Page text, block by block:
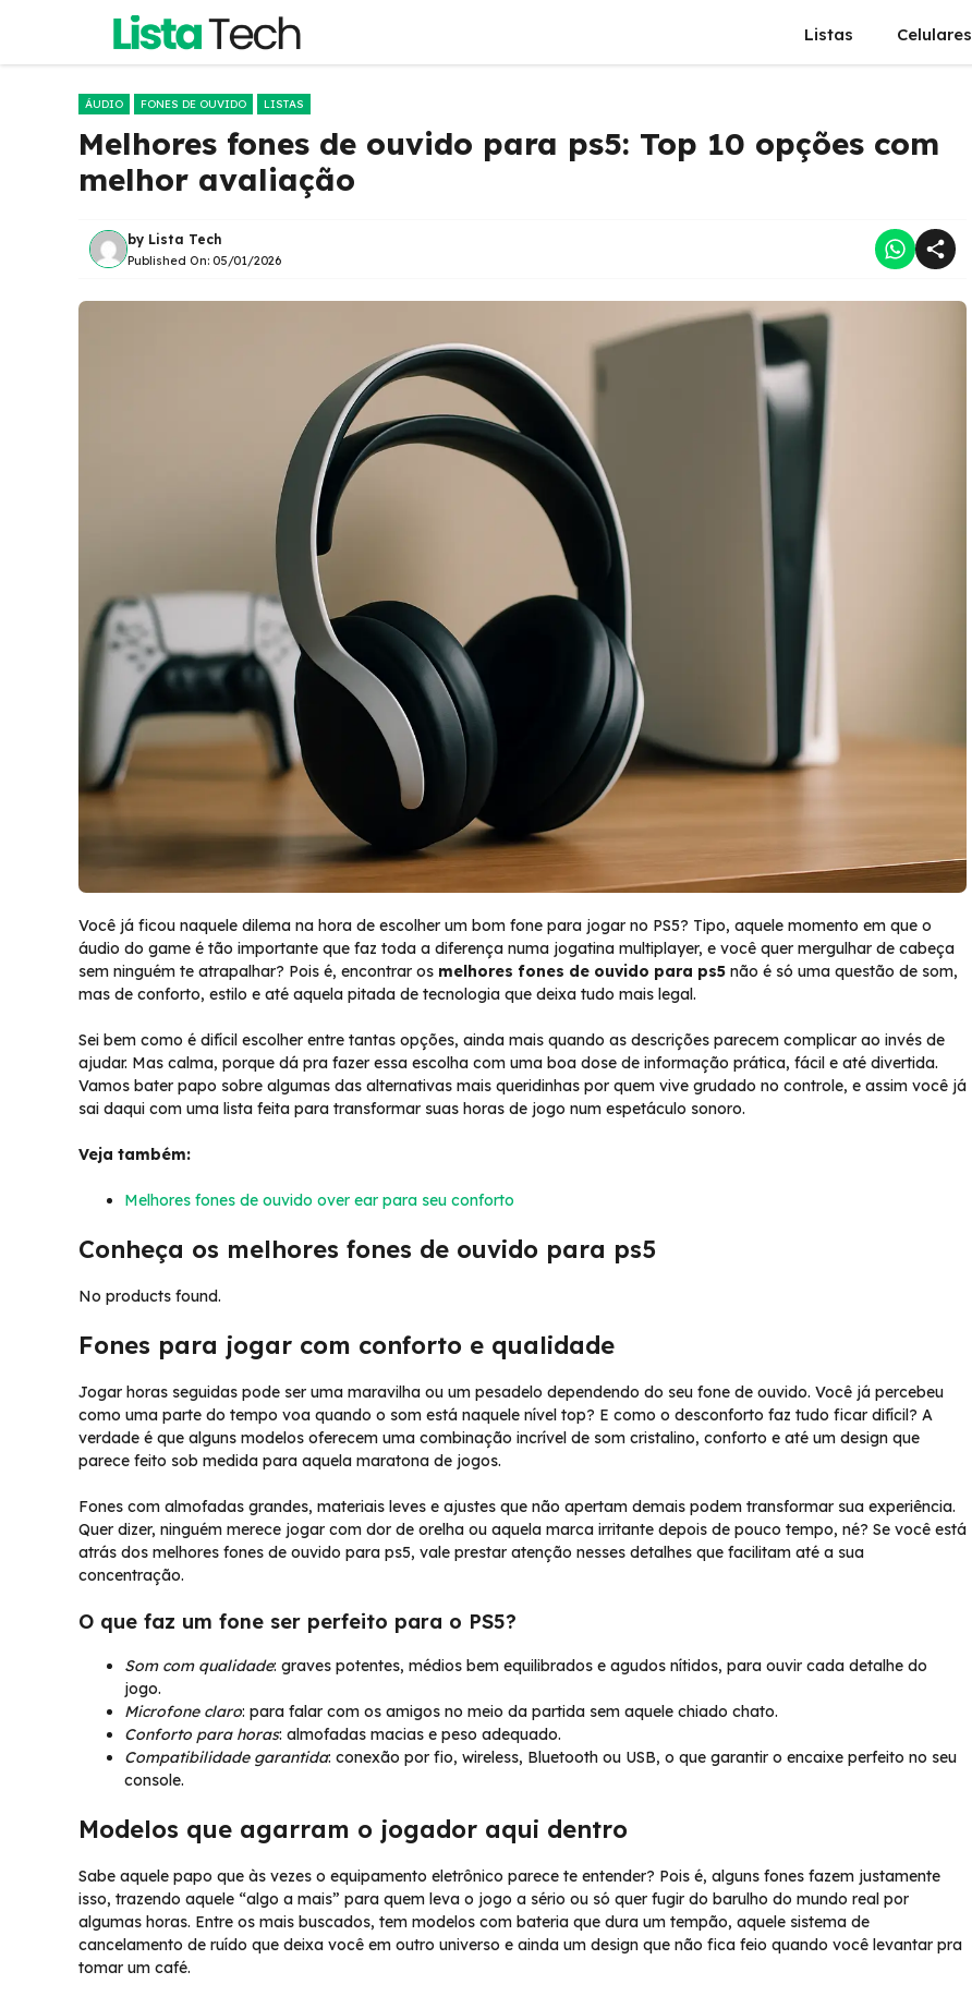
o
Listas Celulares
ÁUDIO FONES DE OUVIDO LISTAS
Melhores fones de ouvido para ps5: Top 10 opções com
melhor avaliação
by Lista Tech
Published On: 05/01/2026
Você já ficou naquele dilema na hora de escolher um bom fone para jogar no PS5? Tipo, aquele momento em que o
áudio do game é tão importante que faz toda a diferença numa jogatina multiplayer, e você quer mergulhar de cabeça
sem ninguém te atrapalhar? Pois é, encontrar os melhores fones de ouvido para ps5 não é só uma questão de som,
mas de conforto, estilo e até aquela pitada de tecnologia que deixa tudo mais legal.
Sei bem como é difícil escolher entre tantas opções, ainda mais quando as descrições parecem complicar ao invés de
ajudar. Mas calma, porque dá pra fazer essa escolha com uma boa dose de informação prática, fácil e até divertida.
Vamos bater papo sobre algumas das alternativas mais queridinhas por quem vive grudado no controle, e assim você já
sai daqui com uma lista feita para transformar suas horas de jogo num espetáculo sonoro.
Veja também:
Melhores fones de ouvido over ear para seu conforto
Conheça os melhores fones de ouvido para ps5
No products found.
Fones para jogar com conforto e qualidade
Jogar horas seguidas pode ser uma maravilha ou um pesadelo dependendo do seu fone de ouvido. Você já percebeu
como uma parte do tempo voa quando o som está naquele nível top? E como o desconforto faz tudo ficar difícil? A
verdade é que alguns modelos oferecem uma combinação incrível de som cristalino, conforto e até um design que
parece feito sob medida para aquela maratona de jogos.
Fones com almofadas grandes, materiais leves e ajustes que não apertam demais podem transformar sua experiência.
Quer dizer, ninguém merece jogar com dor de orelha ou aquela marca irritante depois de pouco tempo, né? Se você está
atrás dos melhores fones de ouvido para ps5, vale prestar atenção nesses detalhes que facilitam até a sua
concentração.
O que faz um fone ser perfeito para o PS5?
Som com qualidade: graves potentes, médios bem equilibrados e agudos nítidos, para ouvir cada detalhe do
jogo.
Microfone claro: para falar com os amigos no meio da partida sem aquele chiado chato.
Conforto para horas: almofadas macias e peso adequado.
Compatibilidade garantida: conexão por fio, wireless, Bluetooth ou USB, o que garantir o encaixe perfeito no seu
console.
Modelos que agarram o jogador aqui dentro
Sabe aquele papo que às vezes o equipamento eletrônico parece te entender? Pois é, alguns fones fazem justamente
isso, trazendo aquele “algo a mais” para quem leva o jogo a sério ou só quer fugir do barulho do mundo real por
algumas horas. Entre os mais buscados, tem modelos com bateria que dura um tempão, aquele sistema de
cancelamento de ruído que deixa você em outro universo e ainda um design que não fica feio quando você levantar pra
tomar um café.